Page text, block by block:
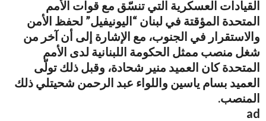
القيادات العسكرية التي تنسّق مع قوات الأمم
المتحدة المؤقتة في لبنان “اليونيفيل” لحفظ الأمن
والاستقرار في الجنوب، مع الإشارة إلى أن آخر من
شغل منصب ممثل الحكومة اللبنانية لدى الأمم
المتحدة كان العميد منير شحادة، وقبل ذلك تولّى
العميد بسام ياسين واللواء عبد الرحمن شحيتلي ذلك
المنصب.
ad